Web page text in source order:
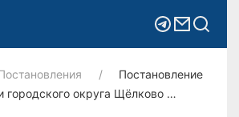
Постановление
городского округа Щёлково …